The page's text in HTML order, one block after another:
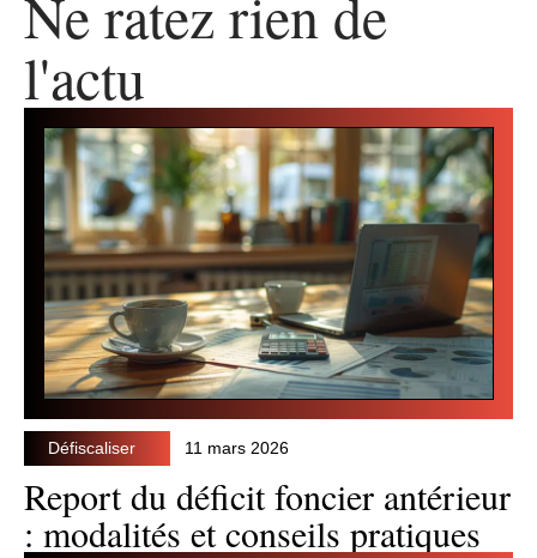
Ne ratez rien de
l'actu
Défiscaliser 11 mars 2026
Report du déficit foncier antérieur
: modalités et conseils pratiques